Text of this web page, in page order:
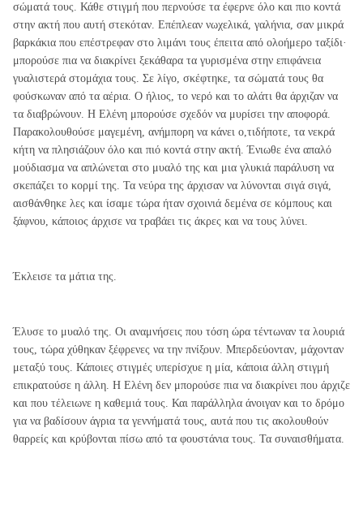
σώματά τους. Κάθε στιγμή που περνούσε τα έφερνε όλο και πιο κοντά
στην ακτή που αυτή στεκόταν. Επέπλεαν νωχελικά, γαλήνια, σαν μικρά
βαρκάκια που επέστρεφαν στο λιμάνι τους έπειτα από ολοήμερο ταξίδι·
μπορούσε πια να διακρίνει ξεκάθαρα τα γυρισμένα στην επιφάνεια
γυαλιστερά στομάχια τους. Σε λίγο, σκέφτηκε, τα σώματά τους θα
φούσκωναν από τα αέρια. Ο ήλιος, το νερό και το αλάτι θα άρχιζαν να
τα διαβρώνουν. Η Ελένη μπορούσε σχεδόν να μυρίσει την αποφορά.
Παρακολουθούσε μαγεμένη, ανήμπορη να κάνει ο,τιδήποτε, τα νεκρά
κήτη να πλησιάζουν όλο και πιό κοντά στην ακτή. Ένιωθε ένα απαλό
μούδιασμα να απλώνεται στο μυαλό της και μια γλυκιά παράλυση να
σκεπάζει το κορμί της. Τα νεύρα της άρχισαν να λύνονται σιγά σιγά,
αισθάνθηκε λες και ίσαμε τώρα ήταν σχοινιά δεμένα σε κόμπους και
ξάφνου, κάποιος άρχισε να τραβάει τις άκρες και να τους λύνει.
Έκλεισε τα μάτια της.
Έλυσε το μυαλό της. Οι αναμνήσεις που τόση ώρα τέντωναν τα λουριά
τους, τώρα χύθηκαν ξέφρενες να την πνίξουν. Μπερδεύονταν, μάχονταν
μεταξύ τους. Κάποιες στιγμές υπερίσχυε η μία, κάποια άλλη στιγμή
επικρατούσε η άλλη. Η Ελένη δεν μπορούσε πια να διακρίνει που άρχιζε
και που τέλειωνε η καθεμιά τους. Και παράλληλα άνοιγαν και το δρόμο
για να βαδίσουν άγρια τα γεννήματά τους, αυτά που τις ακολουθούν
θαρρείς και κρύβονται πίσω από τα φουστάνια τους. Τα συναισθήματα.